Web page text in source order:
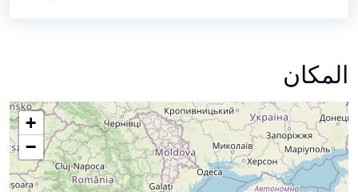
المكان
+
−